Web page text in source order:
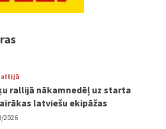
rallijā nākamnedēļ uz starta
latviešu ekipāžas
2026